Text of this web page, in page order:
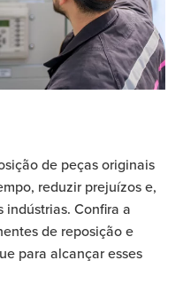
de peças originais
reduzir prejuízos e,
Confira a
de reposição e
para alcançar esses